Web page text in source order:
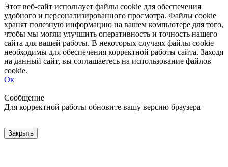
Этот веб-сайт использует файлы cookie для обеспечения
удобного и персонализированного просмотра. Файлы cookie
хранят полезную информацию на вашем компьютере для того,
чтобы мы могли улучшить оперативность и точность нашего
сайта для вашей работы. В некоторых случаях файлы cookie
необходимы для обеспечения корректной работы сайта. Заходя
на данный сайт, вы соглашаетесь на использование файлов
cookie.
Ок
Сообщение
Для корректной работы обновите вашу версию браузера
Закрыть